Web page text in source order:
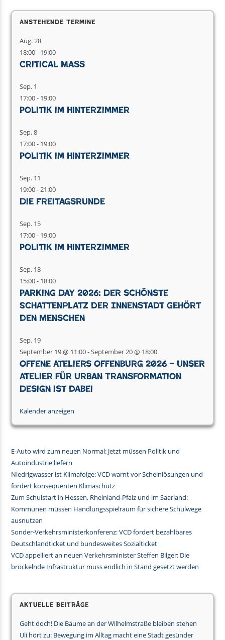
Anstehende Termine
Aug. 28
18:00- 19:00
Critical Mass
Sep. 1
17:00- 19:00
Politik im Hinterzimmer
Sep.8
17:00- 19:00
Politik im Hinterzimmer
Sep. 11
19:00- 21:00
Die Freitagsrunde
Sep. 15
17:00- 19:00
Politik im Hinterzimmer
Sep. 18
15:00- 18:00
Parking Day 2026: Der schönste
Schattenplatz der Innenstadt gehört
den Menschen
Sep. 19
September 19 @ 11:00-September 20 @ 18:00
Offene Ateliers Offenburg 2026 – Unser
Atelier für Urban Transformation
Design ist dabei
Kalender anzeigen
E-Auto wird zum neuen Normal: Jetzt müssen Politik und
Autoindustrie liefern
Niedrigwasser ist Klimafolge: VCD warnt vor Scheinlösungen und
fordert konsequenten Klimaschutz
Zum Schulstart in Hessen, Rheinland-Pfalz und im Saarland:
Kommunen müssen Handlungsspielraum für sichere Schulwege
ausnutzen
Sonder-Verkehrsministerkonferenz: VCD fordert bezahlbares
Deutschlandticket und bundesweites Sozialticket
VCD appelliert an neuen Verkehrsminister Steffen Bilger: Die
bröckelnde Infrastruktur muss endlich in Stand gesetzt werden
Aktuelle Beiträge
Geht doch! Die Bäume an der Wilhelmstraße bleiben stehen
Uli hört zu: Bewegung im Alltag macht eine Stadt gesünder